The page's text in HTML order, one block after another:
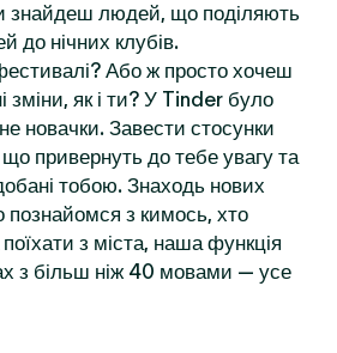
знайдеш людей, що поділяють
до нічних клубів.
Або ж просто хочеш
зміни, як і ти? У Tinder було
новачки. Завести стосунки
привернуть до тебе увагу та
тобою. Знаходь нових
познайомся з кимось, хто
з міста, наша функція
з більш ніж 40 мовами — усе